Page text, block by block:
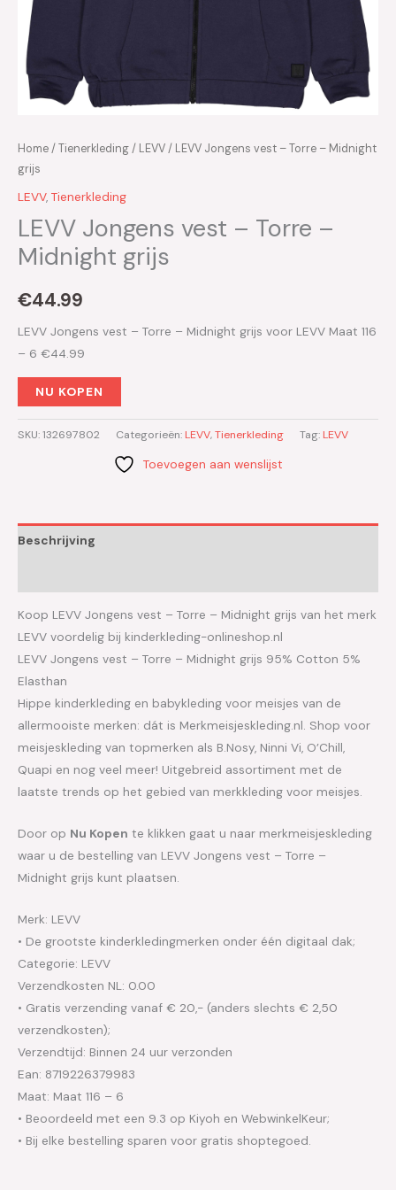
Home/Tienerkleding/ LEVV/ LEVV Jongens vest – Torre – Midnight
grijs
LEVV, Tienerkleding
LEVV Jongens vest – Torre –
Midnight grijs
€44.99
LEVV Jongens vest – Torre – Midnight grijs voor LEVV Maat 116
– 6 €44.99
NU KOPEN
SKU:132697802 Categorieën: LEVV,Tienerkleding Tag: LEVV
Toevoegen aan wenslijst
Beschrijving
Koop LEVV Jongens vest – Torre – Midnight grijs van het merk
LEVV voordelig bij kinderkleding-onlineshop.nl
LEVV Jongens vest – Torre – Midnight grijs 95% Cotton 5%
Elasthan
Hippe kinderkleding en babykleding voor meisjes van de
allermooiste merken: dát is Merkmeisjeskleding.nl. Shop voor
meisjeskleding van topmerken als B.Nosy, Ninni Vi, O’Chill,
Quapi en nog veel meer! Uitgebreid assortiment met de
laatste trends op het gebied van merkkleding voor meisjes.
Door op Nu Kopen te klikken gaat u naar merkmeisjeskleding
waar u de bestelling van LEVV Jongens vest – Torre –
Midnight grijs kunt plaatsen.
Merk: LEVV
• De grootste kinderkledingmerken onder één digitaal dak;
Categorie: LEVV
Verzendkosten NL: 0.00
• Gratis verzending vanaf € 20,- (anders slechts € 2,50
verzendkosten);
Verzendtijd: Binnen 24 uur verzonden
Ean: 8719226379983
Maat: Maat 116 – 6
• Beoordeeld met een 9.3 op Kiyoh en WebwinkelKeur;
• Bij elke bestelling sparen voor gratis shoptegoed.